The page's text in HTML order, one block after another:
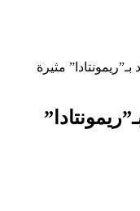
مثيرة